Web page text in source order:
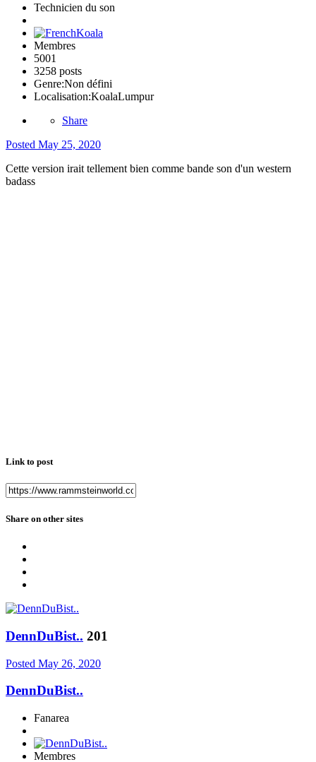
Technicien du son
Membres
5001
3258 posts
Genre:Non défini
Localisation:KoalaLumpur
Share
Posted May 25, 2020
Cette version irait tellement bien comme bande son d'un western
badass
Link to post
Share on other sites
DennDuBist.. 201
Posted May 26, 2020
DennDuBist..
Fanarea
Membres